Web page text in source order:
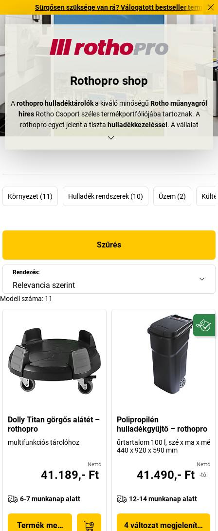
Sürgősen szüksége van rá? Válogatott bestseller
Rothopro shop
Arothopro hulladéktárolóka kiváló minőségű Rotho műanyagról
híresRotho Csoport széles termékportfóliójába tartoznak. A
rothopro egyet jelent a tiszta hulladékkezeléssel . A vállalat
innovatív hulladékmentesítő rendszereket fejleszt, gyárt és
klinikákon és rendelőkben is használják. A szelektív
hulladékgyűjtés, zsák cseréje és a pedálos működtetés olyan
szemetesvödrök is. Műanyagból készülnek, de fémesen
csillognak. Megbízunk a rothopro hulladékkezelésében, és a
hulladékelszállításhoz.
Környezet (11) Hulladék rendszerek (10) Üzem (2)
Szűrés
Rendezés:
Relevancia szerint
Modell száma: 11
Dolly Titan görgős alátét –
rothopro
multifunkciós tárolóhoz
Nettó
41.189,- Ft
6-7 munkanap alatt
Termék megjelenítése
Polipropilén
hulladékgyűjtő – rothopro
űrtartalom 100 l, szé x ma x mé
440 x 920 x 590 mm
Nettó
41.490,- Ft -tól
12-14 munkanap alatt
4 változat megjelenítése